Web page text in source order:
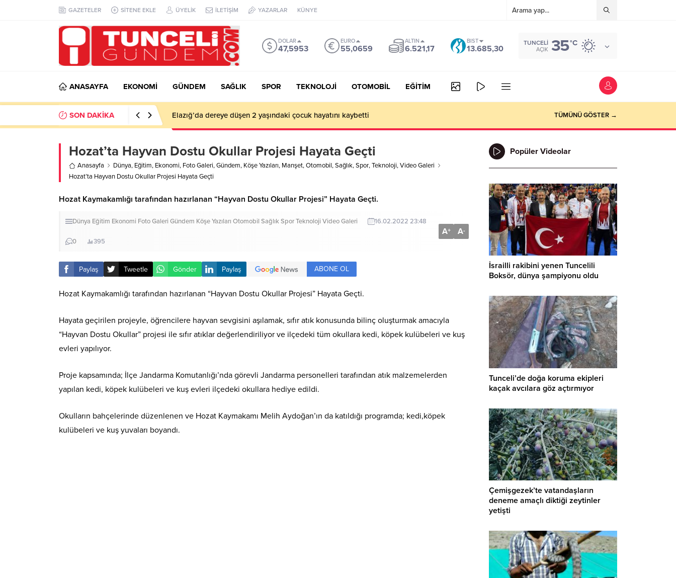
GAZETELER SİTENE EKLE ÜYELİK İLETİŞİM YAZARLAR KÜNYE
DOLAR
47,5953
EURO
55,0659
ALTIN
6.521,17
BIST
13.685,30
TUNCELI
AÇIK 35°C
ANASAYFA EKONOMİ GÜNDEM SAĞLIK SPOR TEKNOLOJİ OTOMOBİL EĞİTİM
SON DAKİKA Elazığ’da dereye düşen 2 yaşındaki çocuk hayatını kaybetti TÜMÜNÜ GÖSTER →
Hozat’ta Hayvan Dostu Okullar Projesi Hayata Geçti
Anasayfa Dünya, Eğitim, Ekonomi, Foto Galeri,Gündem, Köşe Yazıları, Manşet,Otomobil,Sağlık,Spor,Teknoloji,Video Galeri
Hozat’ta Hayvan Dostu Okullar Projesi Hayata Geçti
Hozat Kaymakamlığı tarafından hazırlanan “Hayvan Dostu Okullar Projesi” Hayata Geçti.
Dünya Eğitim Ekonomi Foto Galeri Gündem Köşe Yazıları Otomobil SağlıkSporTeknoloji Video Galeri 16.02.2022 23:48
0 395
A+ A-
Paylaş Tweetle Gönder Paylaş ABONE OL
Hozat Kaymakamlığı tarafından hazırlanan “Hayvan Dostu Okullar Projesi” Hayata Geçti.
Hayata geçirilen projeyle, öğrencilere hayvan sevgisini aşılamak, sıfır atık konusunda bilinç oluşturmak amacıyla
“Hayvan Dostu Okullar” projesi ile sıfır atıklar değerlendiriliyor ve ilçedeki tüm okullara kedi, köpek kulübeleri ve kuş
evleri yapılıyor.
Proje kapsamında; İlçe Jandarma Komutanlığı’nda görevli Jandarma personelleri tarafından atık malzemelerden
yapılan kedi, köpek kulübeleri ve kuş evleri ilçedeki okullara hediye edildi.
Okulların bahçelerinde düzenlenen ve Hozat Kaymakamı Melih Aydoğan’ın da katıldığı programda; kedi,köpek
kulübeleri ve kuş yuvaları boyandı.
Popüler Videolar
İsrailli rakibini yenen Tuncelili
Boksör, dünya şampiyonu oldu
Tunceli’de doğa koruma ekipleri
kaçak avcılara göz açtırmıyor
Çemişgezek’te vatandaşların
deneme amaçlı diktiği zeytinler
yetişti